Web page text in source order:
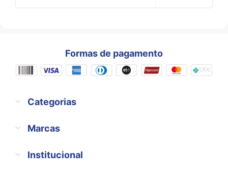
Formas de pagamento
Categorias
Marcas
Institucional